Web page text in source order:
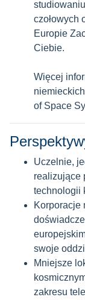
czołowych
Europie
Ciebie.
Więcej
of Space
Uczelnie,
realizujące
technologii
Korporacje
swoje
Mniejsze
zakresu